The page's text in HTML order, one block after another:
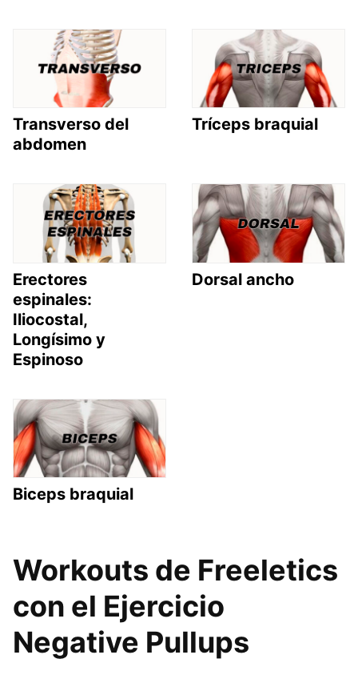
Transverso del
abdomen
Tríceps braquial
Erectores
espinales:
Iliocostal,
Longísimo y
Espinoso
Dorsal ancho
Biceps braquial
Workouts de Freeletics
con el Ejercicio
Negative Pullups